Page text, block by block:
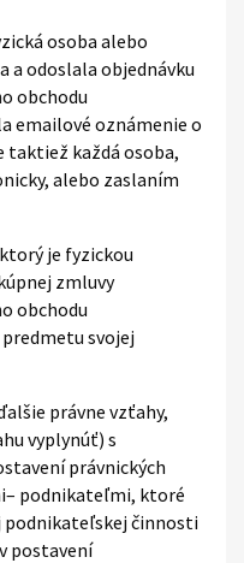
osoba alebo
a odoslala objednávku
obchodu
emailové oznámenie o
taktiež každá osoba,
alebo zaslaním
je fyzickou
zmluvy
obchodu
svojej
právne vzťahy,
vyplynúť) s
právnických
podnikateľmi, ktoré
podnikateľskej činnosti
postavení